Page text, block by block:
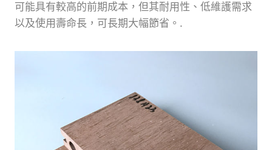
可能具有較高的前期成本，但其耐用性、低維護需求
以及使用壽命長，可長期大幅節省。.